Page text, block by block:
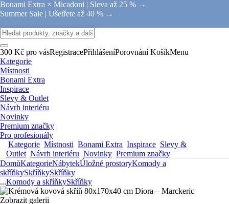
Bonami Extra × Micadoni | Sleva až 25 % →
Summer Sale | Ušetřete až 40 % →
300 Kč pro vásRegistracePřihlášeníPorovnání KošíkMenu
Kategorie
Místnosti
Bonami Extra
Inspirace
Slevy & Outlet
Návrh interiéru
Novinky
Premium značky
Pro profesionály
Kategorie Místnosti Bonami Extra Inspirace Slevy &
Outlet Návrh interiéru Novinky Premium značky
DomůKategorieNábytekÚložné prostoryKomody a
skříňkySkříňkySkříňky
...Komody a skříňkySkříňky
Zobrazit galerii